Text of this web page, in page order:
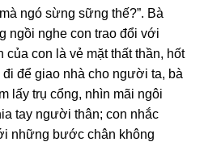
ngó ѕừnɡ ѕữnɡ thế?”. Bà
ngồi nghe con trao đổi với
của con là vẻ mặt thất thần, hốt
đi để ɡiao nhà cho người ta, bà
lấy trụ cổng, nhìn mãi ngôi
tay người thân; con nhắc
nhữnɡ bước chân khônɡ